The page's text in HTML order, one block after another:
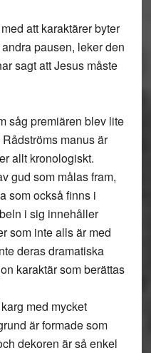
att karaktärer byter
pausen, leker den
sagt att Jesus måste
såg premiären blev lite
manus är
allt kronologiskt.
gud som målas fram,
som också finns i
i sig innehåller
som inte alls är med
deras dramatiska
karaktär som berättas
med mycket
är formade som
dekoren är så enkel